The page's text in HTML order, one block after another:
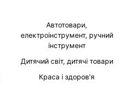
Автотовари,
електроінструмент, ручний
інструмент
Дитячий світ, дитячі товари
Краса і здоров'я